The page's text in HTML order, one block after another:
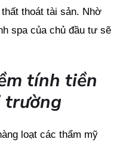
thoát tài sản. Nhờ
spa của chủ đầu tư sẽ
tính tiền
trường
loạt các thẩm mỹ